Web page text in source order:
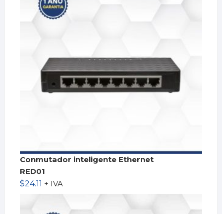
Conmutador inteligente Ethernet
RED01
$24.11 + IVA